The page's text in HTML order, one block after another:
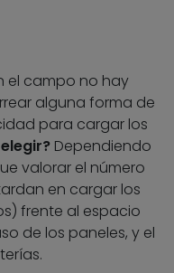
el campo no hay
alguna forma de
para cargar los
Dependiendo
valorar el número
en cargar los
frente al espacio
de los paneles, y el